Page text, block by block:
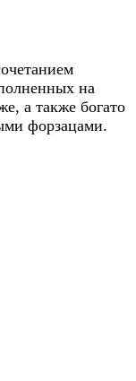
на
а также богато
форзацами.